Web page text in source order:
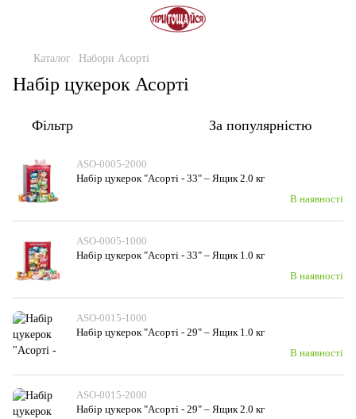
Каталог Набори Асорті
Набір цукерок Асорті
Фільтр За популярністю
ASO-0005-2000
Набiр цукерок "Асорті - 33" – Ящик 2.0 кг
В наявності
ASO-0005-1000
Набiр цукерок "Асорті - 33" – Ящик 1.0 кг
В наявності
ASO-0015-1000
Набiр цукерок "Асорті - 29" – Ящик 1.0 кг
В наявності
ASO-0015-2000
Набiр цукерок "Асорті - 29" – Ящик 2.0 кг